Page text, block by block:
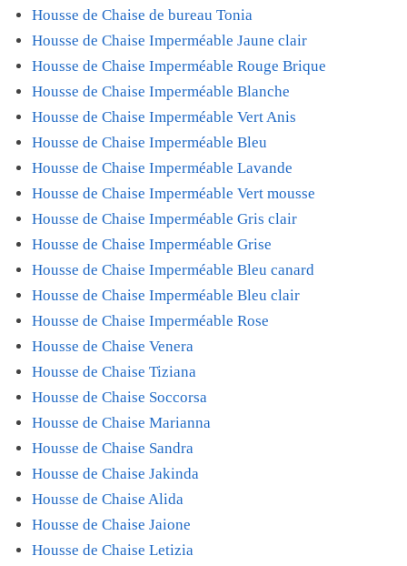
Housse de Chaise de bureau Tonia
Housse de Chaise Imperméable Jaune clair
Housse de Chaise Imperméable Rouge Brique
Housse de Chaise Imperméable Blanche
Housse de Chaise Imperméable Vert Anis
Housse de Chaise Imperméable Bleu
Housse de Chaise Imperméable Lavande
Housse de Chaise Imperméable Vert mousse
Housse de Chaise Imperméable Gris clair
Housse de Chaise Imperméable Grise
Housse de Chaise Imperméable Bleu canard
Housse de Chaise Imperméable Bleu clair
Housse de Chaise Imperméable Rose
Housse de Chaise Venera
Housse de Chaise Tiziana
Housse de Chaise Soccorsa
Housse de Chaise Marianna
Housse de Chaise Sandra
Housse de Chaise Jakinda
Housse de Chaise Alida
Housse de Chaise Jaione
Housse de Chaise Letizia